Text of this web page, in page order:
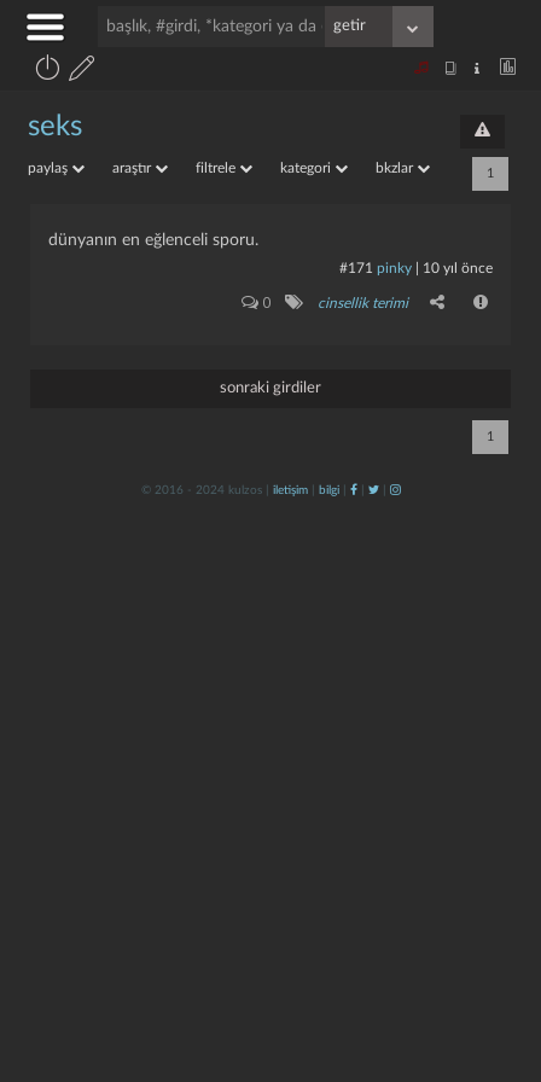
seks
paylaş araştır filtrele kategori bkzlar 1
dünyanın en eğlenceli sporu.
#171 pinky 10 yıl önce
0 cinsellik terimi
sonraki girdiler
1
© 2016 - 2024 kulzos | iletişim| bilgi| | |